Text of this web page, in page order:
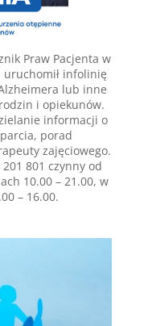
Praw Pacjenta w
uruchomił infolinię
lub inne
i opiekunów.
informacji o
porad
zajęciowego.
801 czynny od
10.00 – 21.00, w
– 16.00.